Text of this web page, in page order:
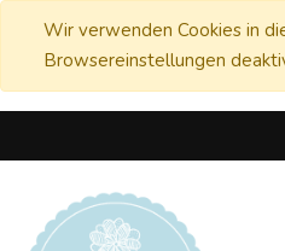
Wir verwenden Cookies in
Browsereinstellungen